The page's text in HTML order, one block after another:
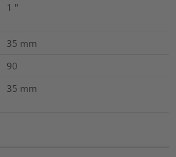
1 "
35 mm
90
35 mm